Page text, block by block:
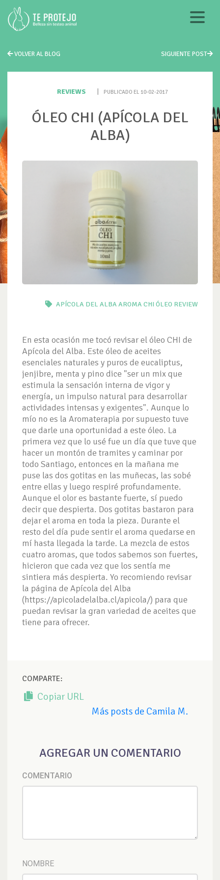
VOLVER AL BLOG SIGUIENTE POST
REVIEWS PUBLICADO EL 10-02-2017
ÓLEO CHI (APÍCOLA DEL
ALBA)
APÍCOLA DEL ALBA AROMA CHIÓLEO REVIEW
En esta ocasión me tocó revisar el óleo CHI de
Apícola del Alba. Este óleo de aceites
esenciales naturales y puros de eucaliptus,
jenjibre, menta y pino dice "ser un mix que
estimula la sensación interna de vigor y
energía, un impulso natural para desarrollar
actividades intensas y exigentes". Aunque lo
mío no es la Aromaterapia por supuesto tuve
que darle una oportunidad a este óleo. La
primera vez que lo usé fue un día que tuve que
hacer un montón de tramites y caminar por
todo Santiago, entonces en la mañana me
puse las dos gotitas en las muñecas, las sobé
entre ellas y luego respiré profundamente.
Aunque el olor es bastante fuerte, sí puedo
decir que despierta. Dos gotitas bastaron para
dejar el aroma en toda la pieza. Durante el
resto del día pude sentir el aroma quedarse en
mí hasta llegada la tarde. La mezcla de estos
cuatro aromas, que todos sabemos son fuertes,
hicieron que cada vez que los sentía me
sintiera más despierta. Yo recomiendo revisar
la página de Apícola del Alba
(https://apicoladelalba.cl/apicola/) para que
puedan revisar la gran variedad de aceites que
tiene para ofrecer.
COMPARTE:
Copiar URL
Más posts de Camila M.
AGREGAR UN COMENTARIO
COMENTARIO
NOMBRE